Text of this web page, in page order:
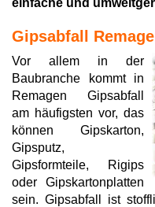
einfache und
Gipsabfall
Vor allem in der
Baubranche kommt in
Remagen Gipsabfall
am häufigsten vor, das
können Gipskarton,
Gipsputz,
Gipsformteile, Rigips
oder Gipskartonplatten
sein. Gipsabfall ist